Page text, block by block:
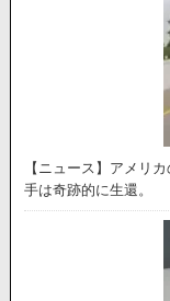
【ニュース】アメリ
手は奇跡的に生還。